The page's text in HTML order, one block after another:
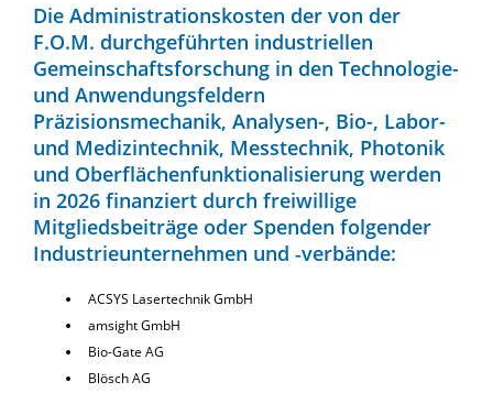
Die Administrationskosten der von der
F.O.M. durchgeführten industriellen
Gemeinschaftsforschung in den Technologie-
und Anwendungsfeldern
Präzisionsmechanik, Analysen-, Bio-, Labor-
und Medizintechnik, Messtechnik, Photonik
und Oberflächenfunktionalisierung werden
in 2026 finanziert durch freiwillige
Mitgliedsbeiträge oder Spenden folgender
Industrieunternehmen und ‑verbände:
ACSYS Lasertechnik GmbH
amsight GmbH
Bio-Gate AG
Blösch AG